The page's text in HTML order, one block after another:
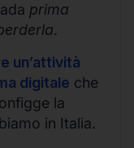
prima
.
un’attività
digitale che
la
in Italia.